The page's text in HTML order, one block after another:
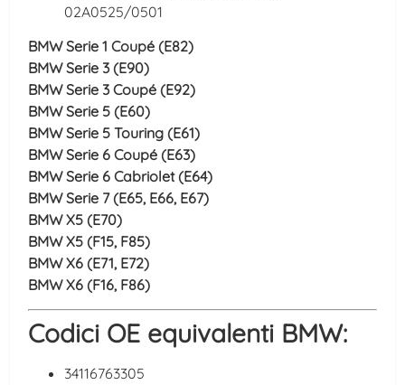
02A0525/0501
BMW Serie 1 Coupé (E82)
BMW Serie 3 (E90)
BMW Serie 3 Coupé (E92)
BMW Serie 5 (E60)
BMW Serie 5 Touring (E61)
BMW Serie 6 Coupé (E63)
BMW Serie 6 Cabriolet (E64)
BMW Serie 7 (E65, E66, E67)
BMW X5 (E70)
BMW X5 (F15, F85)
BMW X6 (E71, E72)
BMW X6 (F16, F86)
Codici OE equivalenti BMW:
34116763305